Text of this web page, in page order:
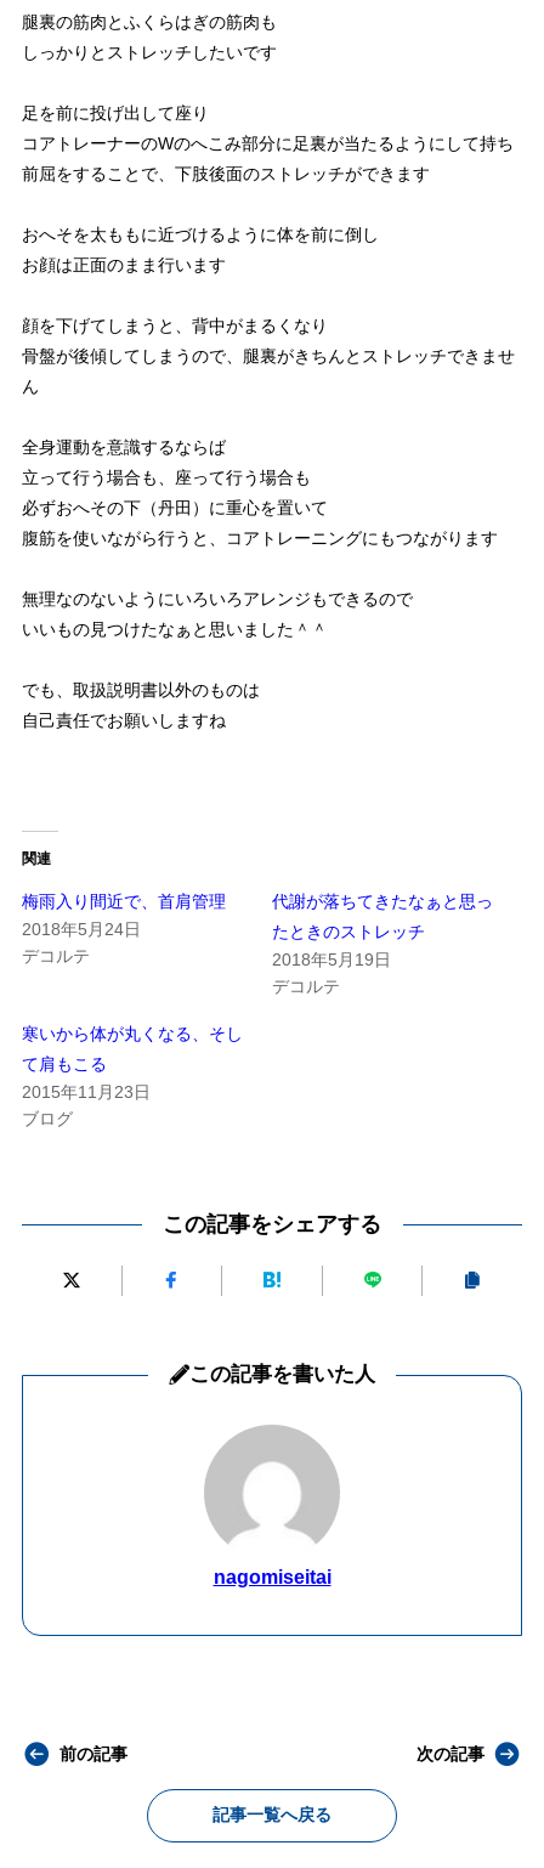
腿裏の筋肉とふくらはぎの筋肉も
しっかりとストレッチしたいです
足を前に投げ出して座り
コアトレーナーのWのへこみ部分に足裏が当たるようにして持ち
前屈をすることで、下肢後面のストレッチができます
おへそを太ももに近づけるように体を前に倒し
お顔は正面のまま行います
顔を下げてしまうと、背中がまるくなり
骨盤が後傾してしまうので、腿裏がきちんとストレッチできませ
ん
全身運動を意識するならば
立って行う場合も、座って行う場合も
必ずおへその下（丹田）に重心を置いて
腹筋を使いながら行うと、コアトレーニングにもつながります
無理なのないようにいろいろアレンジもできるので
いいもの見つけたなぁと思いました＾＾
でも、取扱説明書以外のものは
自己責任でお願いしますね
関連
梅雨入り間近で、首肩管理
2018年5月24日
デコルテ
代謝が落ちてきたなぁと思っ
たときのストレッチ
2018年5月19日
デコルテ
寒いから体が丸くなる、そし
て肩もこる
2015年11月23日
ブログ
この記事をシェアする
この記事を書いた人
nagomiseitai
前の記事
記事一覧へ戻る
次の記事